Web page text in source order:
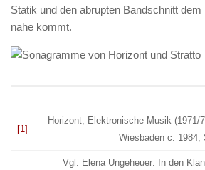
Statik und den abrupten Bandschnitt dem
nahe kommt.
[1]
Horizont , Elektronische Musik (1971/
Wiesbaden c. 1984,
Vgl. Elena Ungeheuer: In den